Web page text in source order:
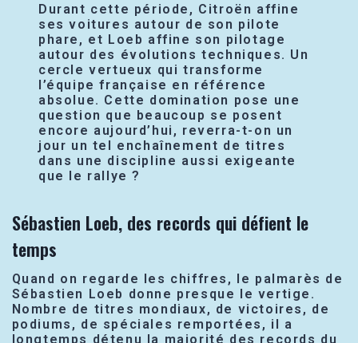
Durant cette période, Citroën affine
ses voitures autour de son pilote
phare, et Loeb affine son pilotage
autour des évolutions techniques. Un
cercle vertueux qui transforme
l’équipe française en référence
absolue. Cette domination pose une
question que beaucoup se posent
encore aujourd’hui, reverra-t-on un
jour un tel enchaînement de titres
dans une discipline aussi exigeante
que le rallye ?
Sébastien Loeb, des records qui défient le
temps
Quand on regarde les chiffres, le palmarès de
Sébastien Loeb donne presque le vertige.
Nombre de titres mondiaux, de victoires, de
podiums, de spéciales remportées, il a
longtemps détenu la majorité des records du